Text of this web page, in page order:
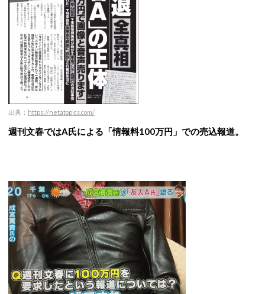
出典： https://netatopics.com/
週刊文春ではA氏による「情報料100万円」での売込報道。